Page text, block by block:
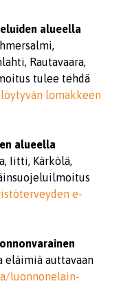
alueella
Rautavaara,
tulee tehdä
lomakkeen
alueella
Iitti, Kärkölä,
e-
eläimiä auttavaan
luonnonelain-